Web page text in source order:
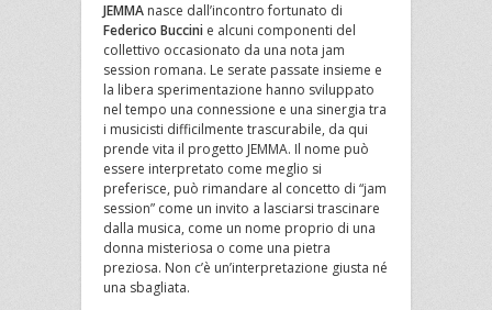
JEMMA nasce dall’incontro fortunato di
Federico Buccini e alcuni componenti del
collettivo occasionato da una nota jam
session romana. Le serate passate insieme e
la libera sperimentazione hanno sviluppato
nel tempo una connessione e una sinergia tra
i musicisti difficilmente trascurabile, da qui
prende vita il progetto JEMMA. Il nome può
essere interpretato come meglio si
preferisce, può rimandare al concetto di “jam
session” come un invito a lasciarsi trascinare
dalla musica, come un nome proprio di una
donna misteriosa o come una pietra
preziosa. Non c’è un’interpretazione giusta né
una sbagliata.